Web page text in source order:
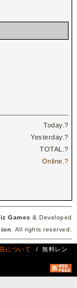
Today.?
Yesterday.?
TOTAL.?
Online.?
Games & Developed
. All rights reserved.
について
/ 無料レン